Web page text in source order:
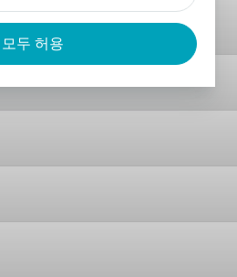
모두 허용